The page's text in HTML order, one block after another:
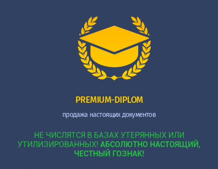
PREMIUM-DIPLOM
продажа настоящих документов
НЕ ЧИСЛЯТСЯ В БАЗАХ УТЕРЯННЫХ ИЛИ
УТИЛИЗИРОВАННЫХ! АБСОЛЮТНО НАСТОЯЩИЙ,
ЧЕСТНЫЙ ГОЗНАК!